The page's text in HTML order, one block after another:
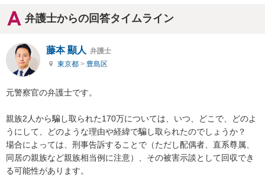
弁護士からの回答タイムライン
藤本 顯人 弁護士
東京都 > 豊島区
元警察官の弁護士です。
親族2人から騙し取られた170万については、いつ、どこで、どのよ
うにして、どのような理由や経緯で騙し取られたのでしょうか？
場合によっては、刑事告訴することで（ただし配偶者、直系尊属、
同居の親族など親族相当例に注意）、その被害示談として回収でき
る可能性があります。